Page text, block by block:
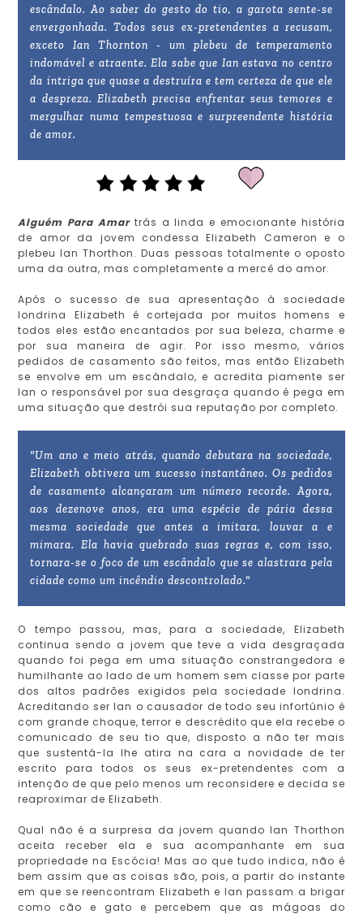
escândalo. Ao saber do gesto do tio, a garota sente-se
envergonhada. Todos seus ex-pretendentes a recusam,
exceto Ian Thornton - um plebeu de temperamento
indomável e atraente. Ela sabe que Ian estava no centro
da intriga que quase a destruíra e tem certeza de que ele
a despreza. Elizabeth precisa enfrentar seus temores e
mergulhar numa tempestuosa e surpreendente história
de amor.
Alguém Para Amartrás a linda e emocionante história
de amor da jovem condessa Elizabeth Cameron e o
plebeu Ian Thorthon. Duas pessoas totalmente o oposto
uma da outra, mas completamente a mercê do amor.
Após o sucesso de sua apresentação à sociedade
londrina Elizabeth é cortejada por muitos homens e
todos eles estão encantados por sua beleza, charme e
por sua maneira de agir. Por isso mesmo, vários
pedidos de casamento são feitos, mas então Elizabeth
se envolve em um escândalo, e acredita piamente ser
Ian o responsável por sua desgraça quando é pega em
uma situação que destrói sua reputação por completo.
"Um ano e meio atrás, quando debutara na sociedade,
Elizabeth obtivera um sucesso instantâneo. Os pedidos
de casamento alcançaram um número recorde. Agora,
aos dezenove anos, era uma espécie de pária dessa
mesma sociedade que antes a imitara, louvar a e
mimara. Ela havia quebrado suas regras e, com isso,
tornara-se o foco de um escândalo que se alastrara pela
cidade como um incêndio descontrolado."
O tempo passou, mas, para a sociedade, Elizabeth
continua sendo a jovem que teve a vida desgraçada
quando foi pega em uma situação constrangedora e
humilhante ao lado de um homem sem classe por parte
dos altos padrões exigidos pela sociedade londrina.
Acreditando ser Ian o causador de todo seu infortúnio é
com grande choque, terror e descrédito que ela recebe o
comunicado de seu tio que, disposto a não ter mais
que sustentá-la lhe atira na cara a novidade de ter
escrito para todos os seus ex-pretendentes com a
intenção de que pelo menos um reconsidere e decida se
reaproximar de Elizabeth.
Qual não é a surpresa da jovem quando Ian Thorthon
aceita receber ela e sua acompanhante em sua
propriedade na Escócia! Mas ao que tudo indica, não é
bem assim que as coisas são, pois, a partir do instante
em que se reencontram Elizabeth e Ian passam a brigar
como cão e gato e percebem que as mágoas do